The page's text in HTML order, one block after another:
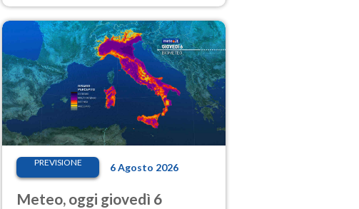
Nord.
PREVISIONE 6 Agosto 2026
Meteo, oggi giovedì 6